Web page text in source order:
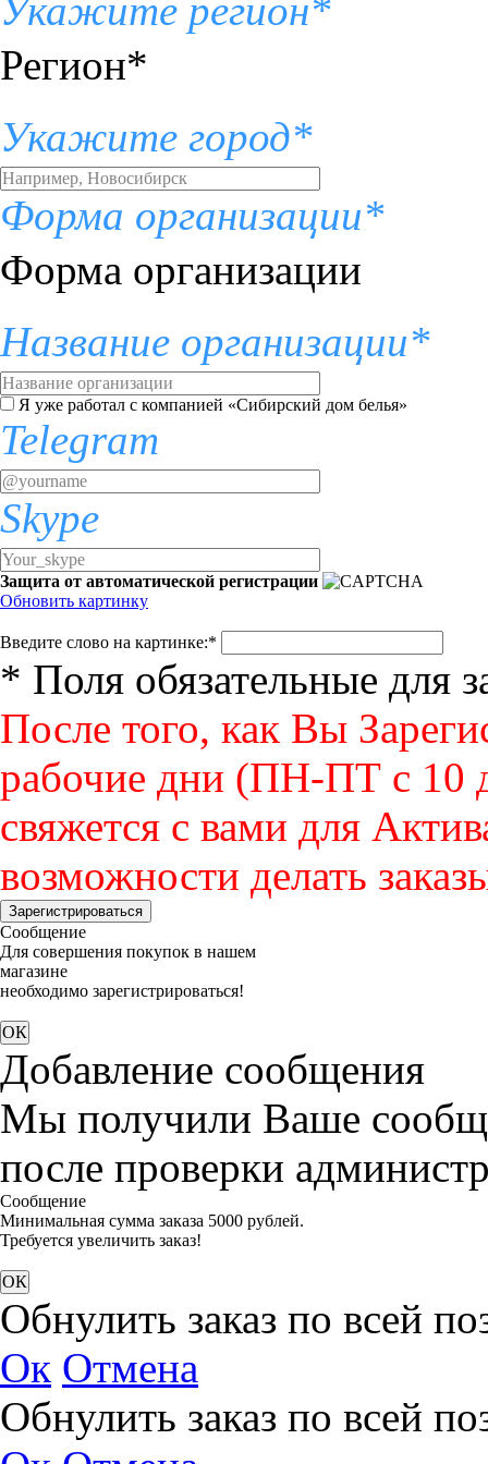
Укажите регион*
Регион*
Укажите город*
Форма организации*
Форма организации
Название организации*
Я уже работал с компанией «Сибирский дом белья»
Telegram
Skype
Защита от автоматической регистрации
Обновить картинку
Введите слово на картинке:*
* Поля обязательные для
После того, как Вы
рабочие дни (ПН-ПТ с 10
свяжется с вами для
возможности делать
Зарегистрироваться
Сообщение
Для совершения покупок в нашем
магазине
необходимо зарегистрироваться!
Добавление сообщения
Мы получили Ваше
после проверки
Сообщение
Минимальная сумма заказа 5000 рублей.
Требуется увеличить заказ!
Обнулить заказ по всей
Ок Отмена
Обнулить заказ по всей